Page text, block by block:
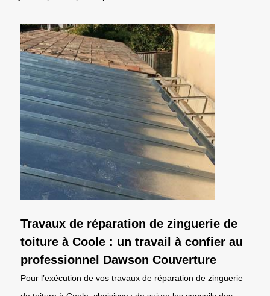
Travaux de réparation de zinguerie de
toiture à Coole : un travail à confier au
professionnel Dawson Couverture
Pour l’exécution de vos travaux de réparation de zinguerie